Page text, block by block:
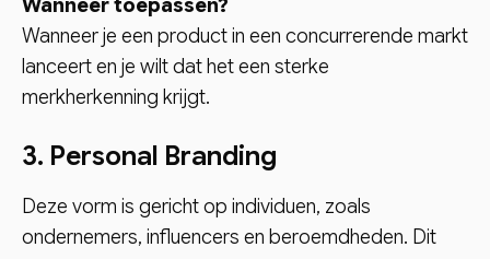
Wanneer toepassen?
Wanneer je een product in een concurrerende markt
lanceert en je wilt dat het een sterke
merkherkenning krijgt.
3. Personal Branding
Deze vorm is gericht op individuen, zoals
ondernemers, influencers en beroemdheden. Dit